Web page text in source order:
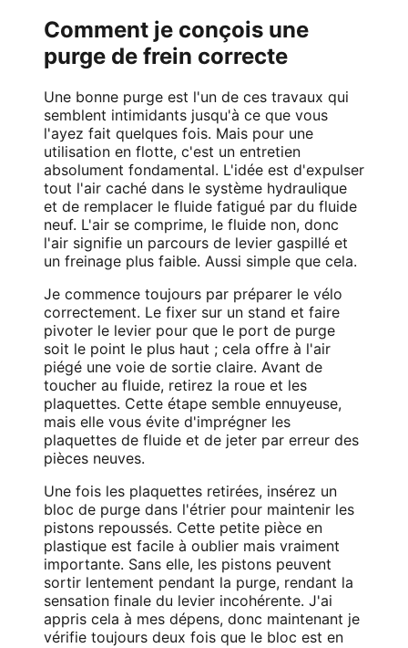
Comment je conçois une
purge de frein correcte
Une bonne purge est l'un de ces travaux qui
semblent intimidants jusqu'à ce que vous
l'ayez fait quelques fois. Mais pour une
utilisation en flotte, c'est un entretien
absolument fondamental. L'idée est d'expulser
tout l'air caché dans le système hydraulique
et de remplacer le fluide fatigué par du fluide
neuf. L'air se comprime, le fluide non, donc
l'air signifie un parcours de levier gaspillé et
un freinage plus faible. Aussi simple que cela.
Je commence toujours par préparer le vélo
correctement. Le fixer sur un stand et faire
pivoter le levier pour que le port de purge
soit le point le plus haut ; cela offre à l'air
piégé une voie de sortie claire. Avant de
toucher au fluide, retirez la roue et les
plaquettes. Cette étape semble ennuyeuse,
mais elle vous évite d'imprégner les
plaquettes de fluide et de jeter par erreur des
pièces neuves.
Une fois les plaquettes retirées, insérez un
bloc de purge dans l'étrier pour maintenir les
pistons repoussés. Cette petite pièce en
plastique est facile à oublier mais vraiment
importante. Sans elle, les pistons peuvent
sortir lentement pendant la purge, rendant la
sensation finale du levier incohérente. J'ai
appris cela à mes dépens, donc maintenant je
vérifie toujours deux fois que le bloc est en